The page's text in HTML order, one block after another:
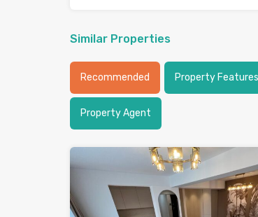
Similar Properties
Recommended Property Features
Property Agent